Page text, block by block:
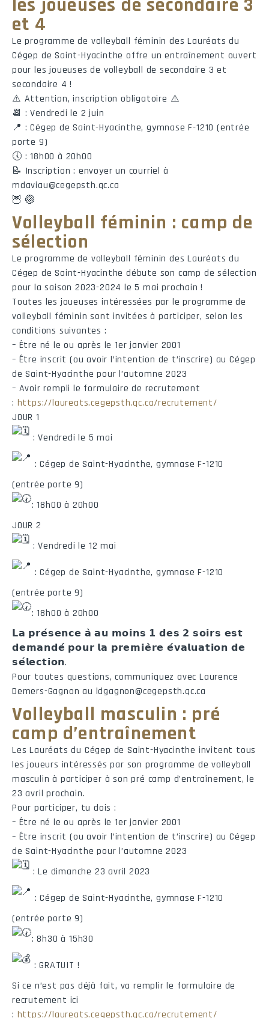
les joueuses de secondaire 3
et 4
Le programme de volleyball féminin des Lauréats du
Cégep de Saint-Hyacinthe offre un entraînement ouvert
pour les joueuses de volleyball de secondaire 3 et
secondaire 4 !
⚠️ Attention, inscription obligatoire ⚠️
📆 : Vendredi le 2 juin
📍 : Cégep de Saint-Hyacinthe, gymnase F-1210 (entrée
porte 9)
🕔 : 18h00 à 20h00
📝 Inscription : envoyer un courriel à
mdaviau@cegepsth.qc.ca
🦉 🏐
Volleyball féminin : camp de
sélection
Le programme de volleyball féminin des Lauréats du
Cégep de Saint-Hyacinthe débute son camp de sélection
pour la saison 2023-2024 le 5 mai prochain !
Toutes les joueuses intéressées par le programme de
volleyball féminin sont invitées à participer, selon les
conditions suivantes :
– Être né le ou après le 1er janvier 2001
– Être inscrit (ou avoir l’intention de t’inscrire) au Cégep
de Saint-Hyacinthe pour l’automne 2023
– Avoir rempli le formulaire de recrutement
: https://laureats.cegepsth.qc.ca/recrutement/
JOUR 1
: Vendredi le 5 mai
: Cégep de Saint-Hyacinthe, gymnase F-1210
(entrée porte 9)
: 18h00 à 20h00
JOUR 2
: Vendredi le 12 mai
: Cégep de Saint-Hyacinthe, gymnase F-1210
(entrée porte 9)
: 18h00 à 20h00
𝗟𝗮 𝗽𝗿𝗲́𝘀𝗲𝗻𝗰𝗲 𝗮̀ 𝗮𝘂 𝗺𝗼𝗶𝗻𝘀 𝟭 𝗱𝗲𝘀 𝟮 𝘀𝗼𝗶𝗿𝘀 𝗲𝘀𝘁
𝗱𝗲𝗺𝗮𝗻𝗱𝗲́ 𝗽𝗼𝘂𝗿 𝗹𝗮 𝗽𝗿𝗲𝗺𝗶𝗲̀𝗿𝗲 𝗲́𝘃𝗮𝗹𝘂𝗮𝘁𝗶𝗼𝗻 𝗱𝗲
𝘀𝗲́𝗹𝗲𝗰𝘁𝗶𝗼𝗻.
Pour toutes questions, communiquez avec Laurence
Demers-Gagnon au ldgagnon@cegepsth.qc.ca
Volleyball masculin : pré
camp d’entraînement
Les Lauréats du Cégep de Saint-Hyacinthe invitent tous
les joueurs intéressés par son programme de volleyball
masculin à participer à son pré camp d’entraînement, le
23 avril prochain.
Pour participer, tu dois :
– Être né le ou après le 1er janvier 2001
– Être inscrit (ou avoir l’intention de t’inscrire) au Cégep
de Saint-Hyacinthe pour l’automne 2023
: Le dimanche 23 avril 2023
: Cégep de Saint-Hyacinthe, gymnase F-1210
(entrée porte 9)
: 8h30 à 15h30
: GRATUIT !
Si ce n’est pas déjà fait, va remplir le formulaire de
recrutement ici
: https://laureats.cegepsth.qc.ca/recrutement/